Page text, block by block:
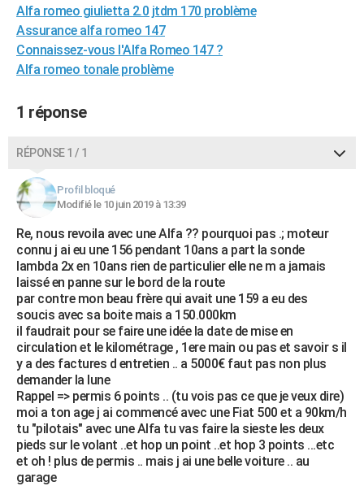
Destinations
City break
Voyage nature
Voyage de noces
Forum
Climat
+PHOTO
GUIDES D'ACHAT
CARTE DE VOEUX
Carte de Noël
Carte Bonne année
Carte Saint-Valentin
Carte Pâques
Carte d'anniversaire
DICTIONNAIRE
Dictionnaire
Biographies
Citations
Expressions
Proverbes
PROGRAMME TV
COPAINS D'AVANT
S'inscrire
Se connecter
Lycées
Collèges
Primaires
Universités
Entreprises
Service militaire
Avis de recherche
AVIS DE DÉCÈS
FORUM
Bricolage
Lifestyle
Culture
Sport
Auto
Television
Voyage
Cinema
Alfa romeo giulietta 2.0 jtdm 170 problème
Assurance alfa romeo 147
Connaissez-vous l'Alfa Romeo 147 ?
Alfa romeo tonale problème
1 réponse
RÉPONSE 1 / 1
Profil bloqué
Modifié le 10 juin 2019 à 13:39
Re, nous revoila avec une Alfa ?? pourquoi pas .; moteur
connu j ai eu une 156 pendant 10ans a part la sonde
lambda 2x en 10ans rien de particulier elle ne m a jamais
laissé en panne sur le bord de la route
par contre mon beau frère qui avait une 159 a eu des
soucis avec sa boite mais a 150.000km
il faudrait pour se faire une idée la date de mise en
circulation et le kilométrage , 1ere main ou pas et savoir s il
y a des factures d entretien .. a 5000€ faut pas non plus
demander la lune
Rappel => permis 6 points .. (tu vois pas ce que je veux dire)
moi a ton age j ai commencé avec une Fiat 500 et a 90km/h
tu "pilotais" avec une Alfa tu vas faire la sieste les deux
pieds sur le volant ..et hop un point ..et hop 3 points ...etc
et oh ! plus de permis .. mais j ai une belle voiture .. au
garage